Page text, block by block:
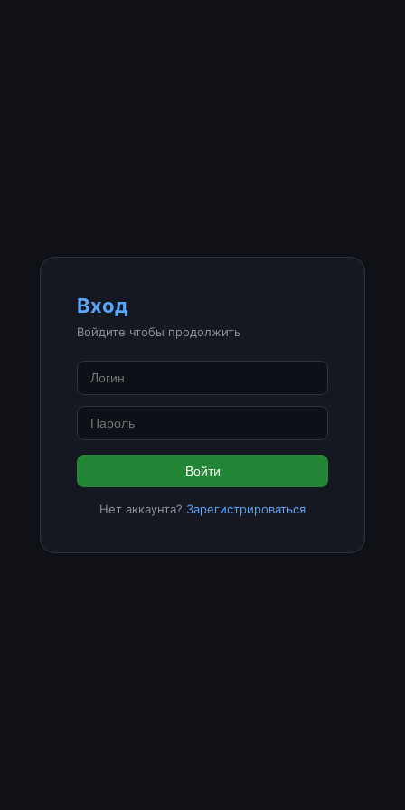
Вход
Войдите чтобы продолжить
Войти
Нет аккаунта? Зарегистрироваться